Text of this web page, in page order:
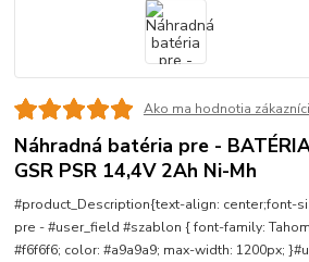
Ako ma hodnotia zákazníci
Náhradná batéria pre -
GSR PSR 14,4V 2Ah Ni-Mh
#product_Description{text-align: center;font-
pre - #user_field #szablon { font-family:
#f6f6f6; color: #a9a9a9; max-width: 1200px;